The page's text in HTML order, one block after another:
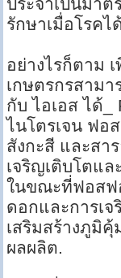
ประจำเป็นมาต
รักษาเมื่อโรค
อย่างไรก็ตาม
เกษตรกรสาม
กับ ไอเอส ได้
ไนโตรเจน ฟอ
สังกะสี และสา
เจริญเติบโตแล
ในขณะที่ฟอสฟ
ดอกและการเ
เสริมสร้างภูมิ
ผลผลิต.